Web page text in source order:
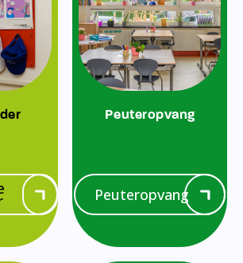
Peuteropvang
Peuteropvang